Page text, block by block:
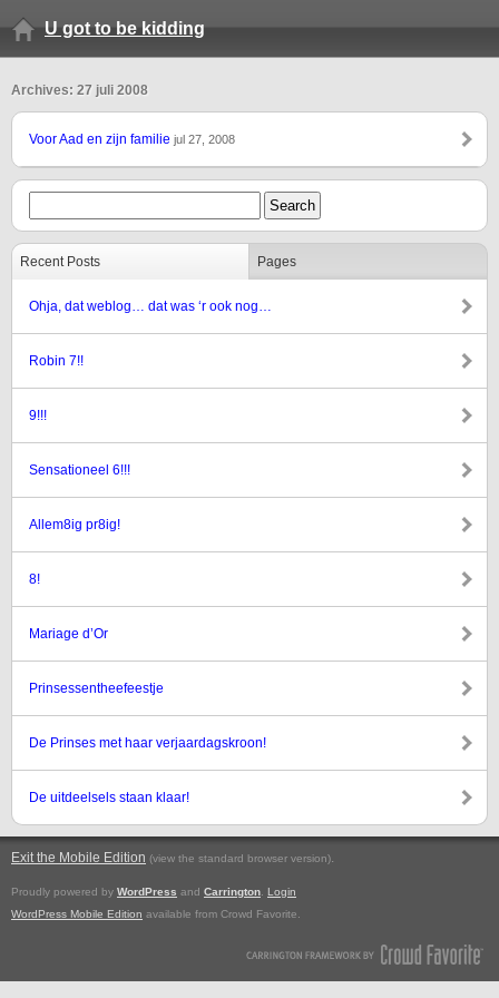
U got to be kidding
Archives: 27 juli 2008
Voor Aad en zijn familie jul 27, 2008
Recent Posts Pages
Ohja, dat weblog… dat was ‘r ook nog…
Robin 7!!
9!!!
Sensationeel 6!!!
Allem8ig pr8ig!
8!
Mariage d’Or
Prinsessentheefeestje
De Prinses met haar verjaardagskroon!
De uitdeelsels staan klaar!
Exit the Mobile Edition (view the standard browser version).
Proudly powered by WordPress and Carrington
Login
WordPress Mobile Edition available from Crowd Favorite.